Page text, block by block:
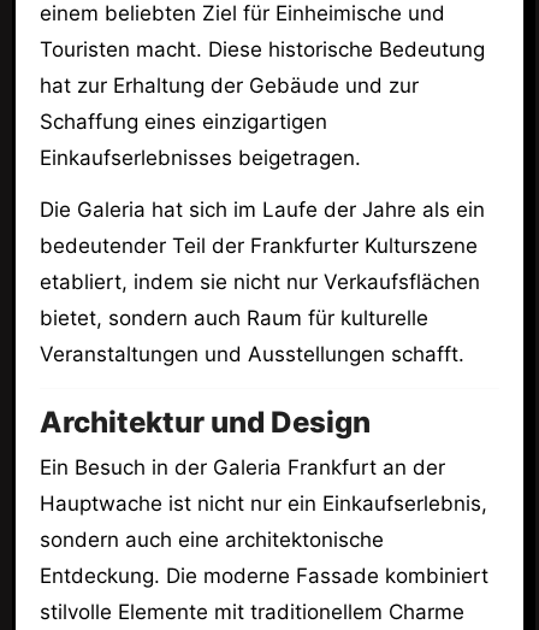
einem beliebten Ziel für Einheimische und
Touristen macht. Diese historische Bedeutung
hat zur Erhaltung der Gebäude und zur
Schaffung eines einzigartigen
Einkaufserlebnisses beigetragen.
Die Galeria hat sich im Laufe der Jahre als ein
bedeutender Teil der Frankfurter Kulturszene
etabliert, indem sie nicht nur Verkaufsflächen
bietet, sondern auch Raum für kulturelle
Veranstaltungen und Ausstellungen schafft.
Architektur und Design
Ein Besuch in der Galeria Frankfurt an der
Hauptwache ist nicht nur ein Einkaufserlebnis,
sondern auch eine architektonische
Entdeckung. Die moderne Fassade kombiniert
stilvolle Elemente mit traditionellem Charme